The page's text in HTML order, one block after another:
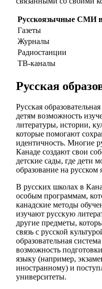
Русскоязычные СМИ
Газеты
Журналы
Радиостанции
ТВ-каналы
Русская
Русская
детям возможность
литературы, истории,
которые помогают
идентичность. Многие
Канаде создают свои
детские сады, где дети
образование на русском
В русских школах в
особым программам,
канадские методы
изучают русскую
другие предметы,
связь с русской
образовательная
возможность
языку (например,
иностранному) и
университеты.